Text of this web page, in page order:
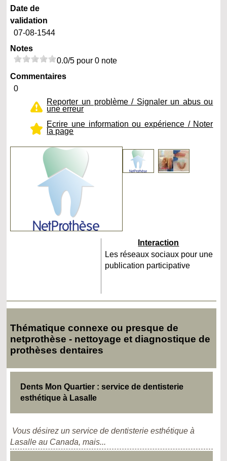
Date de
validation
07-08-1544
Notes
0.0/5 pour 0 note
Commentaires
0
Reporter un problème / Signaler un abus ou
une erreur
Ecrire une information ou expérience / Noter
la page
Interaction
Les réseaux sociaux pour une
publication participative
Thématique connexe ou presque de
netprothèse - nettoyage et diagnostique de
prothèses dentaires
Dents Mon Quartier : service de dentisterie
esthétique à Lasalle
Vous désirez un service de dentisterie esthétique à
Lasalle au Canada, mais...